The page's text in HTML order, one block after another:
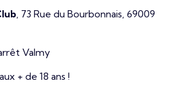
, 73 Rue du Bourbonnais, 69009
Valmy
+ de 18 ans !